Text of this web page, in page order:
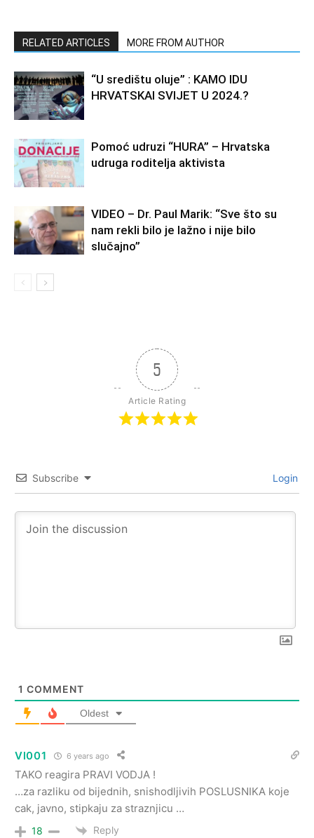
RELATED ARTICLES MORE FROM AUTHOR
“U središtu oluje” : KAMO IDU
HRVATSKAI SVIJET U 2024.?
Pomoć udruzi “HURA” – Hrvatska
udruga roditelja aktivista
VIDEO – Dr. Paul Marik: “Sve što su
nam rekli bilo je lažno i nije bilo
slučajno”
5
Article Rating
Subscribe Login
1 COMMENT
Oldest
Vl001 6 years ago
TAKO reagira PRAVI VODJA !
…za razliku od bijednih, snishodljivih POSLUSNIKA koje
cak, javno, stipkaju za straznjicu …
18 Reply